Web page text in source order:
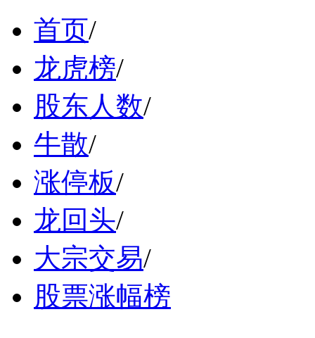
首页/
龙虎榜/
股东人数/
牛散/
涨停板/
龙回头/
大宗交易/
股票涨幅榜